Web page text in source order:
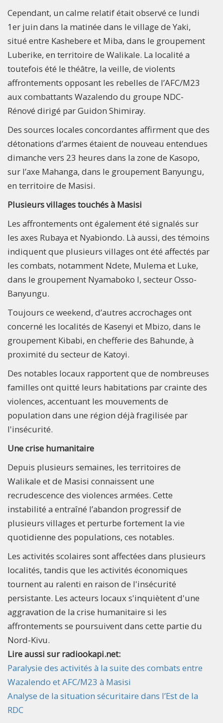
Cependant, un calme relatif était observé ce lundi
1er juin dans la matinée dans le village de Yaki,
situé entre Kashebere et Miba, dans le groupement
Luberike, en territoire de Walikale. La localité a
toutefois été le théâtre, la veille, de violents
affrontements opposant les rebelles de l’AFC/M23
aux combattants Wazalendo du groupe NDC-
Rénové dirigé par Guidon Shimiray.
Des sources locales concordantes affirment que des
détonations d’armes étaient de nouveau entendues
dimanche vers 23 heures dans la zone de Kasopo,
sur l’axe Mahanga, dans le groupement Banyungu,
en territoire de Masisi.
Plusieurs villages touchés à Masisi
Les affrontements ont également été signalés sur
les axes Rubaya et Nyabiondo. Là aussi, des témoins
indiquent que plusieurs villages ont été affectés par
les combats, notamment Ndete, Mulema et Luke,
dans le groupement Nyamaboko I, secteur Osso-
Banyungu.
Toujours ce weekend, d’autres accrochages ont
concerné les localités de Kasenyi et Mbizo, dans le
groupement Kibabi, en chefferie des Bahunde, à
proximité du secteur de Katoyi.
Des notables locaux rapportent que de nombreuses
familles ont quitté leurs habitations par crainte des
violences, accentuant les mouvements de
population dans une région déjà fragilisée par
l'insécurité.
Une crise humanitaire
Depuis plusieurs semaines, les territoires de
Walikale et de Masisi connaissent une
recrudescence des violences armées. Cette
instabilité a entraîné l’abandon progressif de
plusieurs villages et perturbe fortement la vie
quotidienne des populations, ces notables.
Les activités scolaires sont affectées dans plusieurs
localités, tandis que les activités économiques
tournent au ralenti en raison de l'insécurité
persistante. Les acteurs locaux s'inquiètent d'une
aggravation de la crise humanitaire si les
affrontements se poursuivent dans cette partie du
Nord-Kivu.
Lire aussi sur radiookapi.net:
Paralysie des activités à la suite des combats entre
Wazalendo et AFC/M23 à Masisi
Analyse de la situation sécuritaire dans l’Est de la
RDC